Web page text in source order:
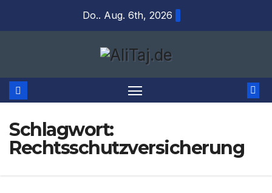
Do.. Aug. 6th, 2026
Schlagwort:
Rechtsschutzversicherung